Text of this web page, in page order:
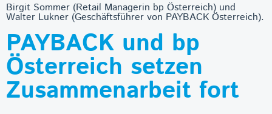
Birgit Sommer (Retail Managerin bp Österreich) und
Walter Lukner (Geschäftsführer von PAYBACK Österreich).
PAYBACK und bp
Österreich setzen
Zusammenarbeit fort